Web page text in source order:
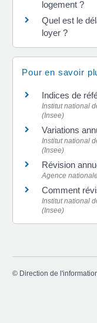
logement ?
Quel est le
loyer ?
Pour en savoir
Indices de
Institut national
(Insee)
Variations
Institut national
(Insee)
Révision
Agence
Comment
Institut national
(Insee)
© Direction de